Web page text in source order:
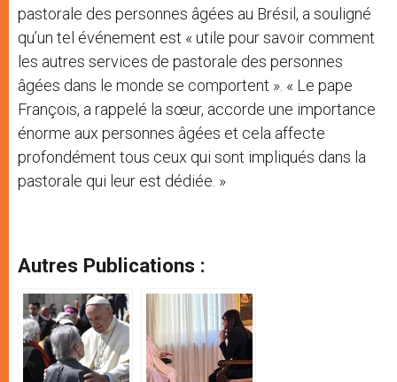
pastorale des personnes âgées au Brésil, a souligné
qu’un tel événement est « utile pour savoir comment
les autres services de pastorale des personnes
âgées dans le monde se comportent ». « Le pape
François, a rappelé la sœur, accorde une importance
énorme aux personnes âgées et cela affecte
profondément tous ceux qui sont impliqués dans la
pastorale qui leur est dédiée. »
Autres Publications :